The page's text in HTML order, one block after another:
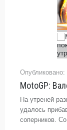
На утреней
удалось
соперников.